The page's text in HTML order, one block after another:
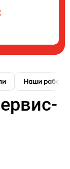
Наши работы